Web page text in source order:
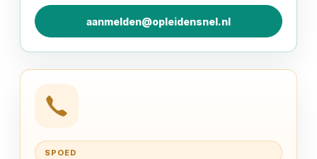
aanmelden@opleidensnel.nl
SPOED